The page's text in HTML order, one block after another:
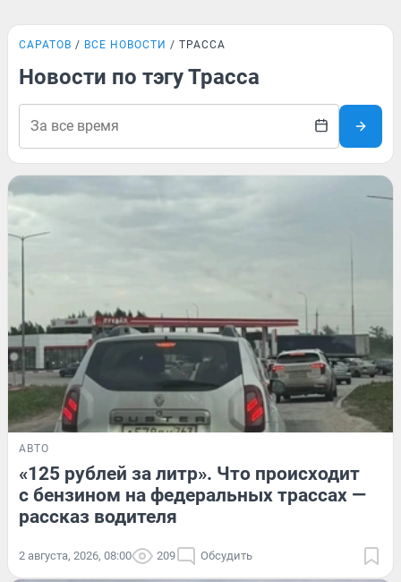
САРАТОВ ВСЕ НОВОСТИ ТРАССА
Новости по тэгу Трасса
АВТО
«125 рублей за литр». Что происходит
с бензином на федеральных трассах —
рассказ водителя
2 августа, 2026, 08:00 209 Обсудить